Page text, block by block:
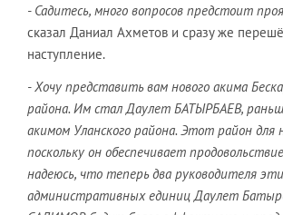
- Садитесь, много вопросов предстоит
сказал Даниал Ахметов и сразу же
наступление.
- Хочу представить вам нового акима
района. Им стал Даулет БАТЫРБАЕВ,
акимом Уланского района. Этот район для
поскольку он обеспечивает
надеюсь, что теперь два руководителя
административных единиц Даулет